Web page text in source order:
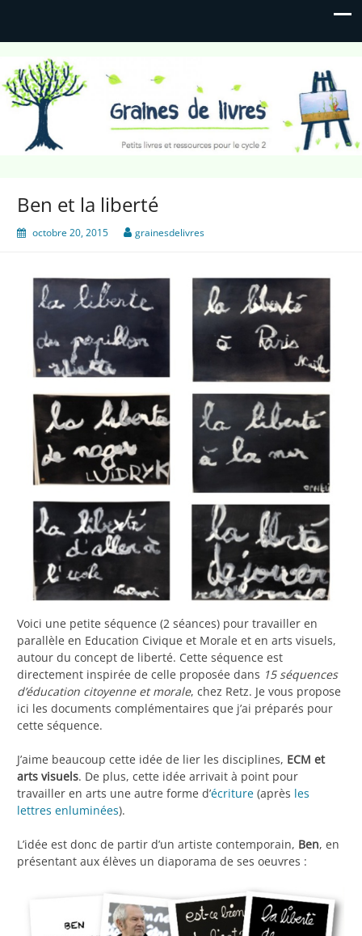
Graines de livres
Petits livres et ressources pour le cycle 2
Ben et la liberté
octobre 20, 2015 grainesdelivres
Voici une petite séquence (2 séances) pour travailler en
parallèle en Education Civique et Morale et en arts visuels,
autour du concept de liberté. Cette séquence est
directement inspirée de celle proposée dans 15 séquences
d’éducation citoyenne et morale, chez Retz. Je vous propose
ici les documents complémentaires que j’ai préparés pour
cette séquence.
J’aime beaucoup cette idée de lier les disciplines, ECM et
arts visuels. De plus, cette idée arrivait à point pour
travailler en arts une autre forme d’écriture (après les
lettres enluminées).
L’idée est donc de partir d’un artiste contemporain, Ben, en
présentant aux élèves un diaporama de ses oeuvres :